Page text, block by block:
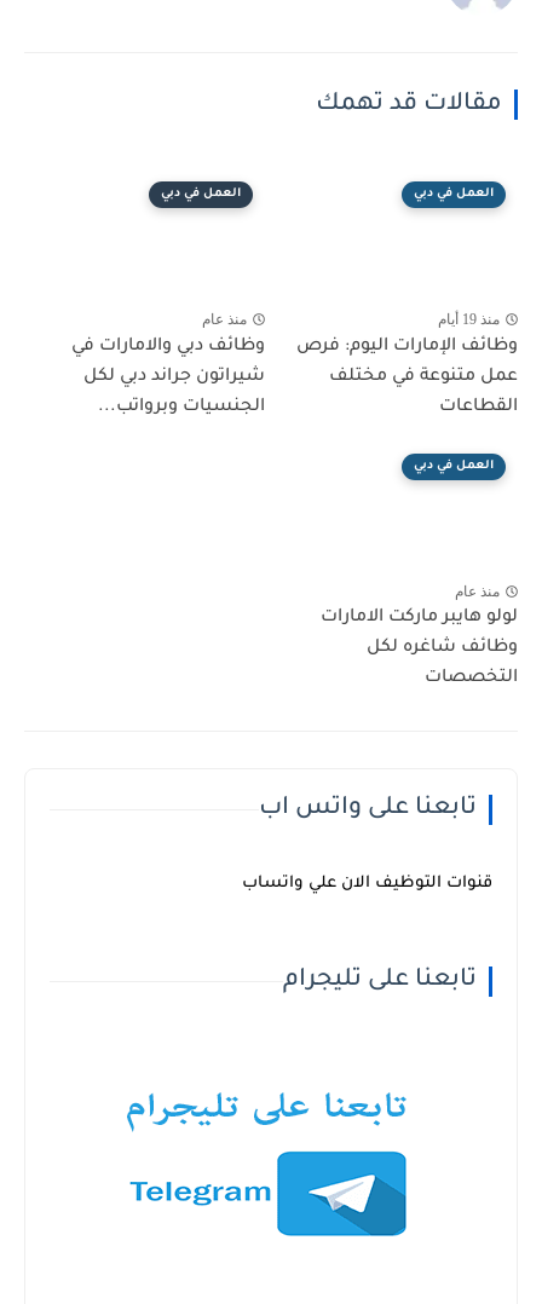
مقالات قد تهمك
العمل في دبي
منذ 19 أيام
وظائف الإمارات اليوم: فرص
عمل متنوعة في مختلف
القطاعات
العمل في دبي
منذ عام
وظائف دبي والامارات في
شيراتون جراند دبي لكل
الجنسيات وبرواتب...
العمل في دبي
منذ عام
لولو هايبر ماركت الامارات
وظائف شاغره لكل
التخصصات
تابعنا على واتس اب
قنوات التوظيف الان علي واتساب
تابعنا على تليجرام